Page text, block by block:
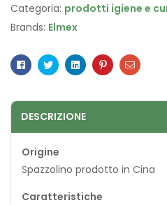
Categoria: prodotti igiene e
Brands: Elmex
Facebook
TwitterLinkedinPinterestEmail
DESCRIZIONE
Origine
Spazzolino prodotto in Cina
Caratteristiche